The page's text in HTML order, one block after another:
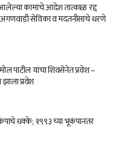
कामांचे आदेश तात्काळ रद्द
अंगणवाडी सेविका व मदतनीसांचे धरणे
पाटील यांचा शिवसेनेत प्रवेश –
झाला प्रवेश
धक्के; १९९३ च्या भूकंपानंतर